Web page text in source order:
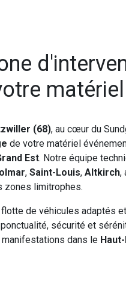
(68), au cœur du
de votre matériel
Est. Notre équipe
, Saint-Louis, Altkirch,
zones limitrophes.
flotte de véhicules adaptés
sécurité et
dans le